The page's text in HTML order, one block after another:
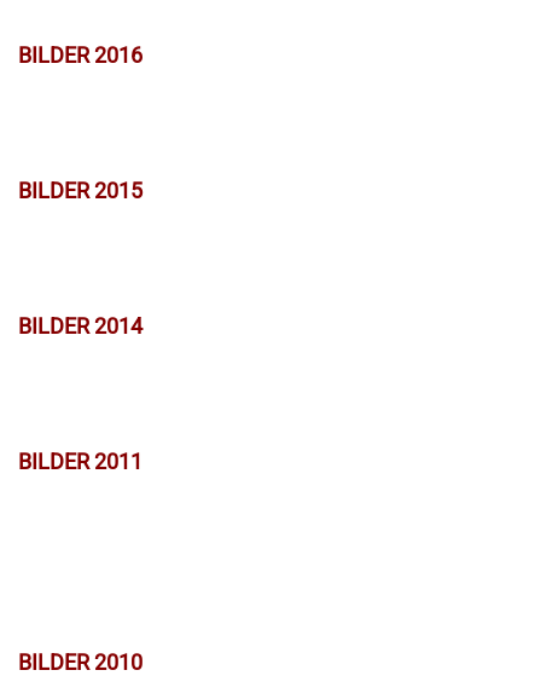
BILDER 2016
BILDER 2015
BILDER 2014
BILDER 2011
BILDER 2010